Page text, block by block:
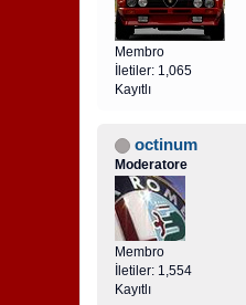
Membro
İletiler: 1,065
Kayıtlı
octinum
Moderatore
Membro
İletiler: 1,554
Kayıtlı